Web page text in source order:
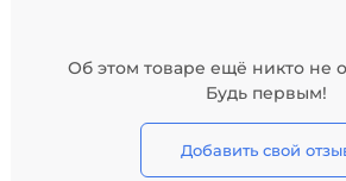
Об этом товаре ещё никто не
Будь первым!
Добавить свой